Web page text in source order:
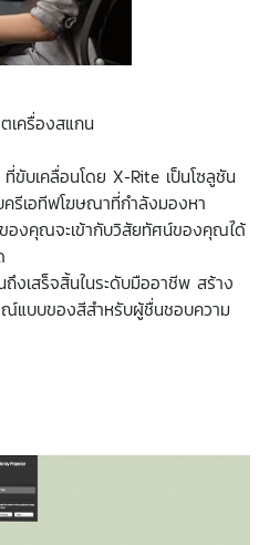
สแกน
บเคลื่อนโดย X-Rite เป็นโซลูชัน
รีเอทีฟโฆษณาที่กำลังมองหา
งคุณจะเข้ากับวิสัยทัศน์ของคุณได้
งเสร็จสิ้นในระดับมืออาชีพ สร้าง
แบบของสีสำหรับผู้ชื่นชอบความ